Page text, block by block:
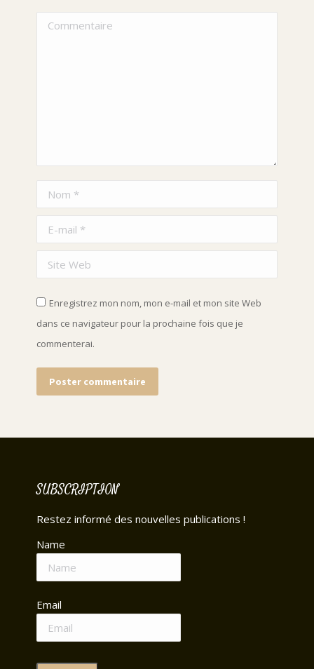
Commentaire
Nom *
E-mail *
Site Web
Enregistrez mon nom, mon e-mail et mon site Web
dans ce navigateur pour la prochaine fois que je
commenterai.
Poster commentaire
SUBSCRIPTION
Restez informé des nouvelles publications !
Name
Email